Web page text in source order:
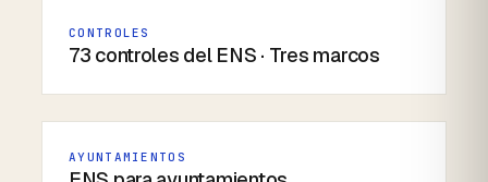
CONTROLES
73 controles del ENS · Tres marcos
AYUNTAMIENTOS